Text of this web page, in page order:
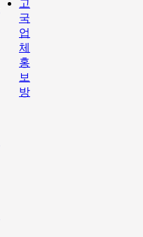
고
국
업
체
홍
보
방